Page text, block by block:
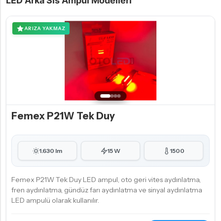
ARIZA YAKMAZ
Femex P21W Tek Duy
1.630 lm 15 W 1500
Femex P21W Tek Duy LED ampul, oto geri vites aydınlatma,
fren aydınlatma, gündüz farı aydınlatma ve sinyal aydınlatma
LED ampulü olarak kullanılır.